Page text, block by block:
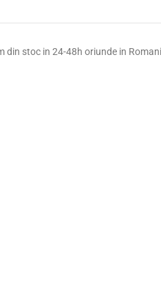
din stoc in 24-48h oriunde in